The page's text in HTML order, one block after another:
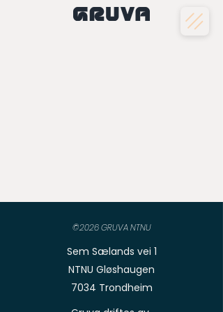
©2026 GRUVA NTNU
Sem Sælands vei 1
NTNU Gløshaugen
7034 Trondheim